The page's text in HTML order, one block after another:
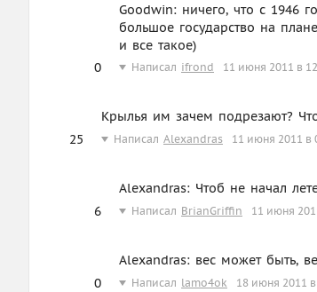
Goodwin: ничего, что с 1946
большое государство на
и все такое)
0
Написал ifrond 11 июня 2011 в
Крылья им зачем подрезают?
25
Написал Alexandras 11 июня 2011 в
Alexandras: Чтоб не начал
6
Написал BrianGriffin 11 июня
Alexandras: вес может быть,
0
Написал lamo4ok 18 июня 2011